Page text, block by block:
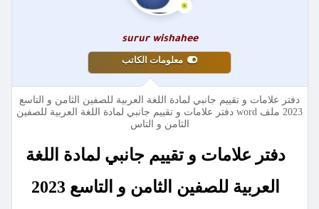
surur wishahee
معلومات الكاتب
دفتر علامات و تقييم جانبي لمادة اللغة العربية للصفين الثامن و التاسع
2023 ملف word دفتر علامات و تقييم جانبي لمادة اللغة العربية للصفين
الثامن و التاس
دفتر علامات و تقييم جانبي لمادة اللغة
العربية للصفين الثامن و التاسع 2023